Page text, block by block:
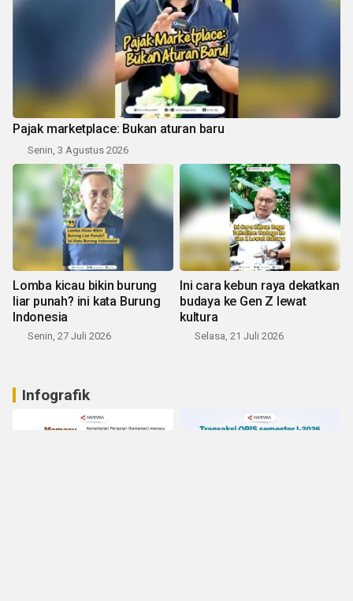
Pajak marketplace: Bukan aturan baru
Senin, 3 Agustus 2026
Lomba kicau bikin burung
liar punah? ini kata Burung
Indonesia
Senin, 27 Juli 2026
Ini cara kebun raya dekatkan
budaya ke Gen Z lewat
kultura
Selasa, 21 Juli 2026
Infografik